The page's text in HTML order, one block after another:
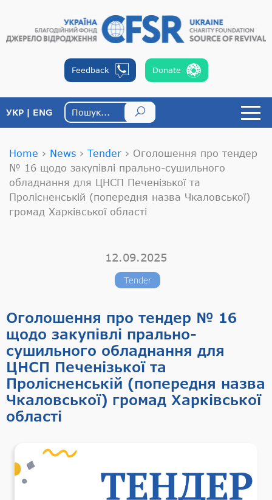
Feedback Donate
УКР ENG
Home › News › Tender › Оголошення про тендер
№ 16 щодо закупівлі прально-сушильного
обладнання для ЦНСП Печенізької та
Пролісненській (попередня назва Чкаловської)
громад Харківської області
12.09.2025
Tender
Оголошення про тендер № 16
щодо закупівлі прально-
сушильного обладнання для
ЦНСП Печенізької та
Пролісненській (попередня назва
Чкаловської) громад Харківської
області